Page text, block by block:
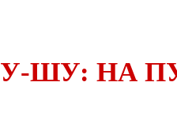
У-ШУ: НА